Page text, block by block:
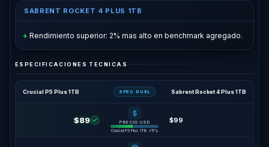
SABRENT ROCKET 4 PLUS 1TB
Rendimiento superior: 2% mas alto en benchmark agregado.
ESPECIFICACIONES TECNICAS
Crucial P5 Plus 1TB SPEC DUEL Sabrent Rocket 4 Plus 1TB
$89
PRECIO USD
Crucial P5 Plus 1TB +11%
$99